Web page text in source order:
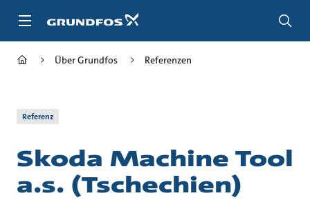
Inhalt
Über Grundfos Referenzen
Referenz
Skoda Machine Tool
a.s. (Tschechien)